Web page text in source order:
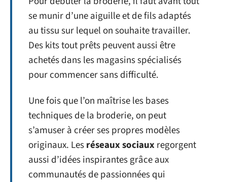
se munir d’une aiguille et de fils adaptés
au tissu sur lequel on souhaite travailler.
Des kits tout prêts peuvent aussi être
achetés dans les magasins spécialisés
pour commencer sans difficulté.
Une fois que l’on maîtrise les bases
techniques de la broderie, on peut
s’amuser à créer ses propres modèles
originaux. Lesréseaux sociauxregorgent
aussi d’idées inspirantes grâce aux
communautés de passionnées qui